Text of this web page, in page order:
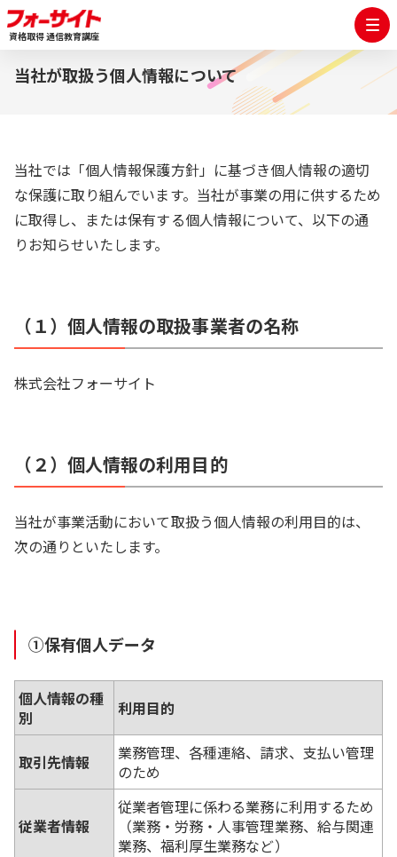
資格取得 通信教育講座
当社が取扱う個人情報について
当社では「個人情報保護方針」に基づき個人情報の適切
な保護に取り組んでいます。当社が事業の用に供するため
に取得し、または保有する個人情報について、以下の通
りお知らせいたします。
（１）個人情報の取扱事業者の名称
株式会社フォーサイト
（２）個人情報の利用目的
当社が事業活動において取扱う個人情報の利用目的は、
次の通りといたします。
①保有個人データ
個人情報の種
別
利用目的
取引先情報
業務管理、各種連絡、請求、支払い管理
のため
従業者情報
従業者管理に係わる業務に利用するため
（業務・労務・人事管理業務、給与関連
業務、福利厚生業務など）